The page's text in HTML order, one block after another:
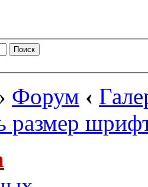
Форум ‹
размер